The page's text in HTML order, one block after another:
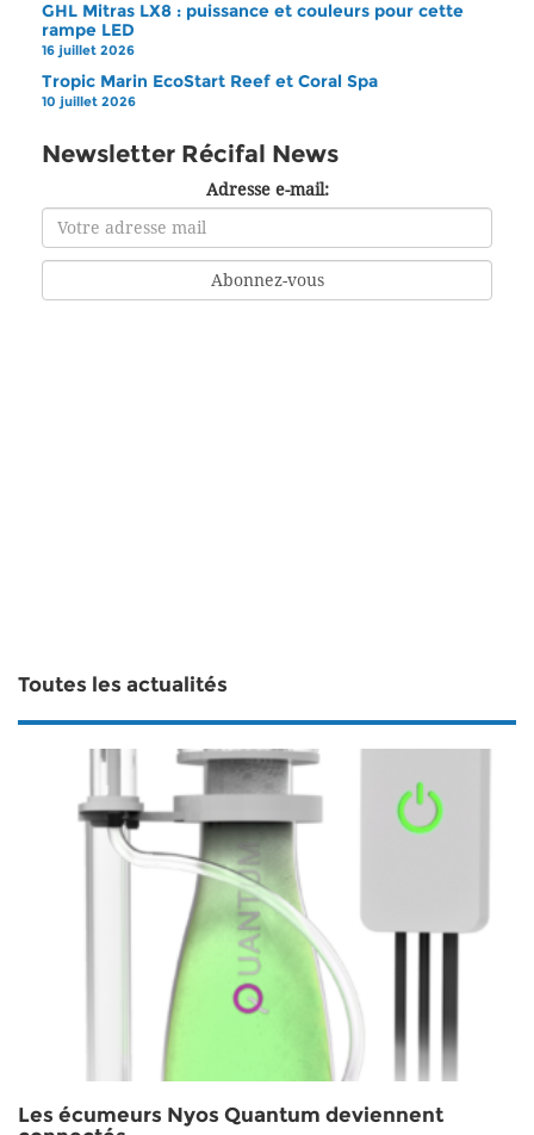
GHL Mitras LX8 : puissance et couleurs pour cette
rampe LED
16 juillet 2026
Tropic Marin EcoStart Reef et Coral Spa
10 juillet 2026
Newsletter Récifal News
Adresse e-mail:
Toutes les actualités
Les écumeurs Nyos Quantum deviennent